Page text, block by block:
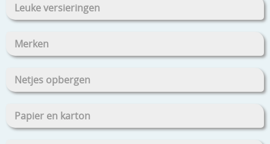
Leuke versieringen
Merken
Netjes opbergen
Papier en karton